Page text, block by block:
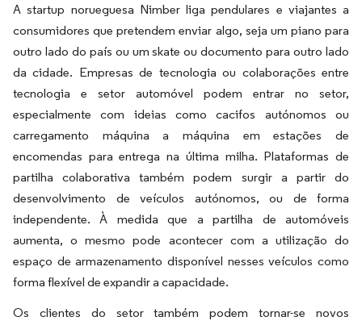
A startup norueguesa Nimber liga pendulares e viajantes a
consumidores que pretendem enviar algo, seja um piano para
outro lado do país ou um skate ou documento para outro lado
da cidade. Empresas de tecnologia ou colaborações entre
tecnologia e setor automóvel podem entrar no setor,
especialmente com ideias como cacifos autónomos ou
carregamento máquina a máquina em estações de
encomendas para entrega na última milha. Plataformas de
partilha colaborativa também podem surgir a partir do
desenvolvimento de veículos autónomos, ou de forma
independente. À medida que a partilha de automóveis
aumenta, o mesmo pode acontecer com a utilização do
espaço de armazenamento disponível nesses veículos como
forma flexível de expandir a capacidade.
Os clientes do setor também podem tornar-se novos